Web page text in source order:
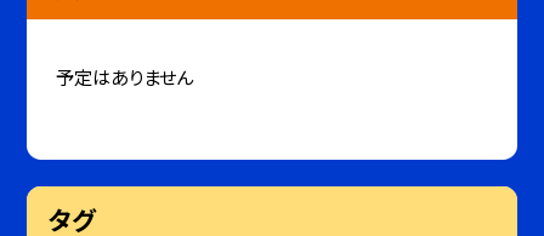
予定はありません
タグ